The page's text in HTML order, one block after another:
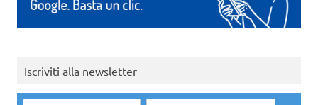
Iscriviti alla newsletter